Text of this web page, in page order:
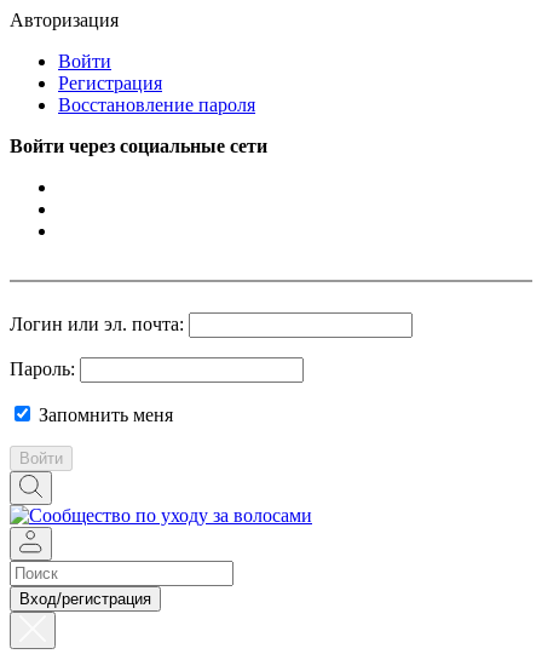
Авторизация
Войти
Регистрация
Восстановление пароля
Войти через социальные сети
Логин или эл. почта:
Пароль:
Запомнить меня
Войти
Вход/регистрация